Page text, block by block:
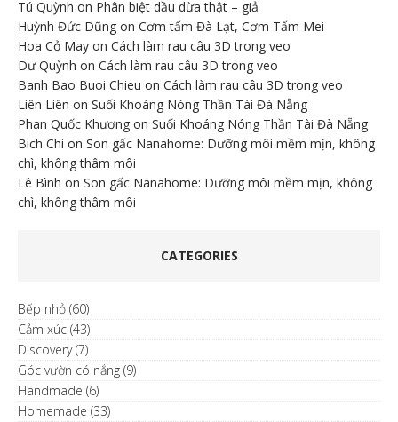
Tú Quỳnh on Phân biệt dầu dừa thật – giả
Huỳnh Đức Dũng on Cơm tấm Đà Lạt, Cơm Tấm Mei
Hoa Cỏ May on Cách làm rau câu 3D trong veo
Dư Quỳnh on Cách làm rau câu 3D trong veo
Banh Bao Buoi Chieu on Cách làm rau câu 3D trong veo
Liên Liên on Suối Khoáng Nóng Thần Tài Đà Nẵng
Phan Quốc Khương on Suối Khoáng Nóng Thần Tài Đà Nẵng
Bich Chi on Son gấc Nanahome: Dưỡng môi mềm mịn, không
chì, không thâm môi
Lê Bình on Son gấc Nanahome: Dưỡng môi mềm mịn, không
chì, không thâm môi
CATEGORIES
Bếp nhỏ (60)
Cảm xúc (43)
Discovery(7)
Góc vườn có nắng (9)
Handmade (6)
Homemade (33)